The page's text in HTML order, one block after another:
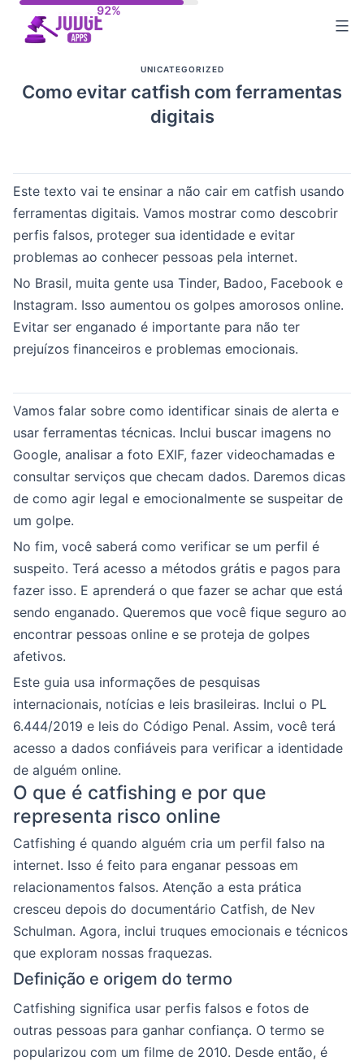
UNICATEGORIZED
Como evitar catfish com ferramentas
digitais
Este texto vai te ensinar a não cair em catfish usando
ferramentas digitais. Vamos mostrar como descobrir
perfis falsos, proteger sua identidade e evitar
problemas ao conhecer pessoas pela internet.
No Brasil, muita gente usa Tinder, Badoo, Facebook e
Instagram. Isso aumentou os golpes amorosos online.
Evitar ser enganado é importante para não ter
prejuízos financeiros e problemas emocionais.
Vamos falar sobre como identificar sinais de alerta e
usar ferramentas técnicas. Inclui buscar imagens no
Google, analisar a foto EXIF, fazer videochamadas e
consultar serviços que checam dados. Daremos dicas
de como agir legal e emocionalmente se suspeitar de
um golpe.
No fim, você saberá como verificar se um perfil é
suspeito. Terá acesso a métodos grátis e pagos para
fazer isso. E aprenderá o que fazer se achar que está
sendo enganado. Queremos que você fique seguro ao
encontrar pessoas online e se proteja de golpes
afetivos.
Este guia usa informações de pesquisas
internacionais, notícias e leis brasileiras. Inclui o PL
6.444/2019 e leis do Código Penal. Assim, você terá
acesso a dados confiáveis para verificar a identidade
de alguém online.
O que é catfishing e por que
representa risco online
Catfishing é quando alguém cria um perfil falso na
internet. Isso é feito para enganar pessoas em
relacionamentos falsos. Atenção a esta prática
cresceu depois do documentário Catfish, de Nev
Schulman. Agora, inclui truques emocionais e técnicos
que exploram nossas fraquezas.
Definição e origem do termo
Catfishing significa usar perfis falsos e fotos de
outras pessoas para ganhar confiança. O termo se
popularizou com um filme de 2010. Desde então, é